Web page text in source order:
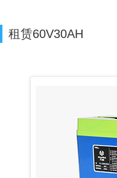
租赁60V30AH